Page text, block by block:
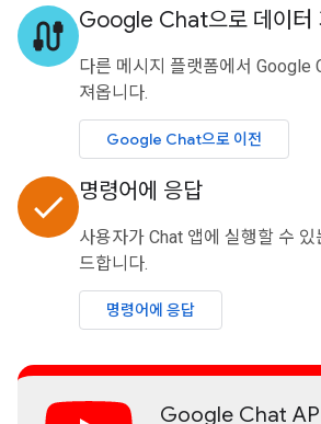
cable Google Chat으로 데이터
다른 메시지 플랫폼에서 Google
져옵니다.
Google Chat으로 이전
done 명령어에 응답
사용자가 Chat 앱에 실행할 수
드합니다.
명령어에 응답
Google Chat